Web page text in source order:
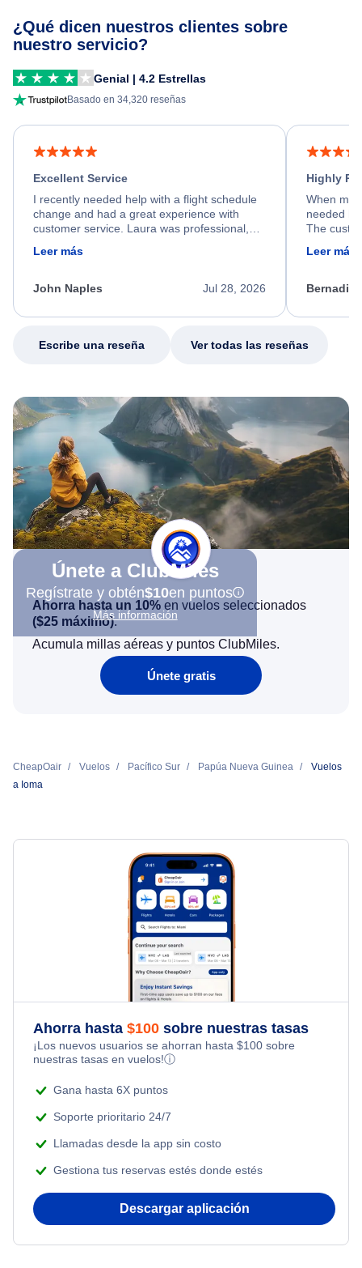
¿Qué dicen nuestros clientes sobre
nuestro servicio?
Genial | 4.2 Estrellas
Basado en 34,320 reseñas
Excellent Service
I recently needed help with a flight schedule
change and had a great experience with
customer service. Laura was professional,
friendly, and very helpful throughout the
process. She quickly found a solution and
appreciate her excellent service.
Leer más
Jul 28, 2026
John Naples
Highly
When my
needed
The
calm,
my issue.
Leer más
Escribe una reseña Ver todas las reseñas
Únete a ClubMiles
Regístrate y obtén$10en puntos
Más información
Ahorra hasta un 10% en vuelos seleccionados
($25 máximo).
Acumula millas aéreas y puntos ClubMiles.
Únete gratis
CheapOair Vuelos Pacífico Sur Papúa Nueva Guinea
Vuelos
a Ioma
Ahorra hasta $100 sobre nuestras tasas
¡Los nuevos usuarios se ahorran hasta $100 sobre
nuestras tasas en vuelos!ⓘ
Gana hasta 6X puntos
Soporte prioritario 24/7
Llamadas desde la app sin costo
Gestiona tus reservas estés donde estés
Descargar aplicación